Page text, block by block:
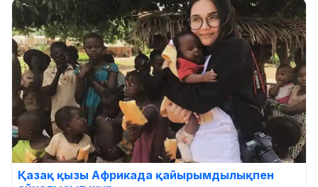
Қазақ қызы Африкада қайырымдылықпен